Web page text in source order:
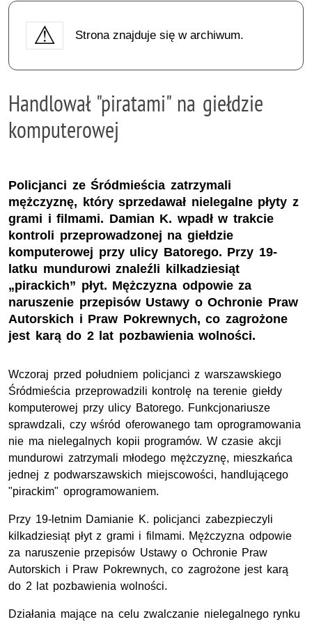
Strona znajduje się w archiwum.
Handlował "piratami" na giełdzie
komputerowej
Policjanci ze Śródmieścia zatrzymali
mężczyznę, który sprzedawał nielegalne płyty z
grami i filmami. Damian K. wpadł w trakcie
kontroli przeprowadzonej na giełdzie
komputerowej przy ulicy Batorego. Przy 19-
latku mundurowi znaleźli kilkadziesiąt
„pirackich” płyt. Mężczyzna odpowie za
naruszenie przepisów Ustawy o Ochronie Praw
Autorskich i Praw Pokrewnych, co zagrożone
jest karą do 2 lat pozbawienia wolności.
Wczoraj przed południem policjanci z warszawskiego
Śródmieścia przeprowadzili kontrolę na terenie giełdy
komputerowej przy ulicy Batorego. Funkcjonariusze
sprawdzali, czy wśród oferowanego tam oprogramowania
nie ma nielegalnych kopii programów. W czasie akcji
mundurowi zatrzymali młodego mężczyznę, mieszkańca
jednej z podwarszawskich miejscowości, handlującego
"pirackim" oprogramowaniem.
Przy 19-letnim Damianie K. policjanci zabezpieczyli
kilkadziesiąt płyt z grami i filmami. Mężczyzna odpowie
za naruszenie przepisów Ustawy o Ochronie Praw
Autorskich i Praw Pokrewnych, co zagrożone jest karą
do 2 lat pozbawienia wolności.
Działania mające na celu zwalczanie nielegalnego rynku